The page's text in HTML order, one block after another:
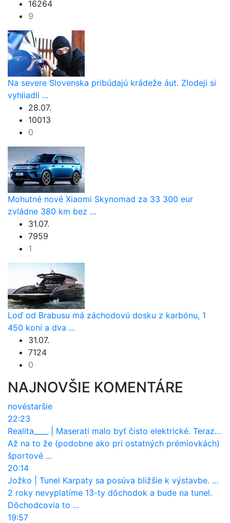
16264
9
Na severe Slovenska pribúdajú krádeže áut. Zlodeji si
vyhliadli ...
28.07.
10013
0
Mohutné nové Xiaomi Skynomad za 33 300 eur
zvládne 380 km bez ...
31.07.
7959
1
Loď od Brabusu má záchodovú dosku z karbónu, 1
450 koní a dva ...
31.07.
7124
0
NAJNOVŠIE KOMENTÁRE
novéstaršie
22:23
Realita____
Maserati malo byť čisto elektrické. Teraz zisťuje, že potrebuje nový osemvalcový motor
Až na to že (podobne ako pri ostatných prémiovkách)
športové ...
20:14
Jožko
Tunel Karpaty sa posúva bližšie k výstavbe. NDS urobila dôležitý krok
2 roky nevyplatíme 13-ty dôchodok a bude na tunel.
Dôchodcovia to ...
19:57